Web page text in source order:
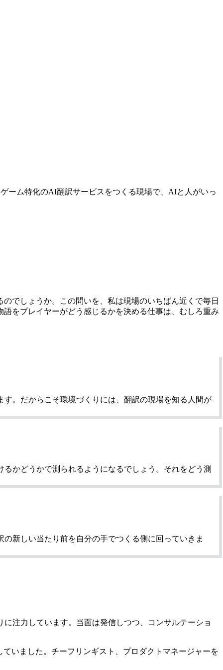
ーム特化のAI翻訳サービスをつくる現場で、AIと人がいっ
でしょうか。この問いを、私は現場のいちばん近くで毎日
をプレイヤーがどう感じるかを決める仕事は、むしろ重み
。だからこそ環境づくりには、翻訳の現場を知る人間が
かどうかで測られるようになるでしょう。それをどう測
新しい当たり前を自分の手でつくる側に回っていきま
注力しています。当面は発信しつつ、コンサルテーショ
いました。チーフリンギスト、プロダクトマネージャーを